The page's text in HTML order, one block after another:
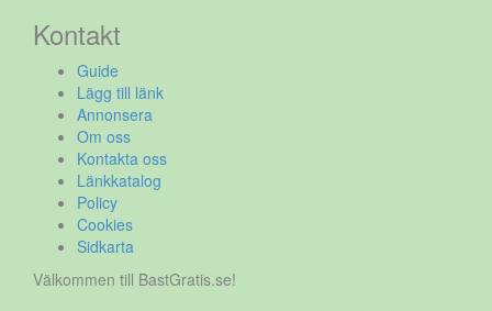
Kontakt
Guide
Lägg till länk
Annonsera
Om oss
Kontakta oss
Länkkatalog
Policy
Cookies
Sidkarta
Välkommen till BastGratis.se!